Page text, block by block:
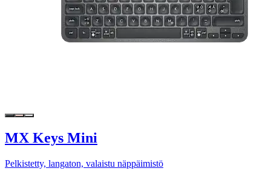
MX Keys Mini
Pelkistetty, langaton, valaistu näppäimistö